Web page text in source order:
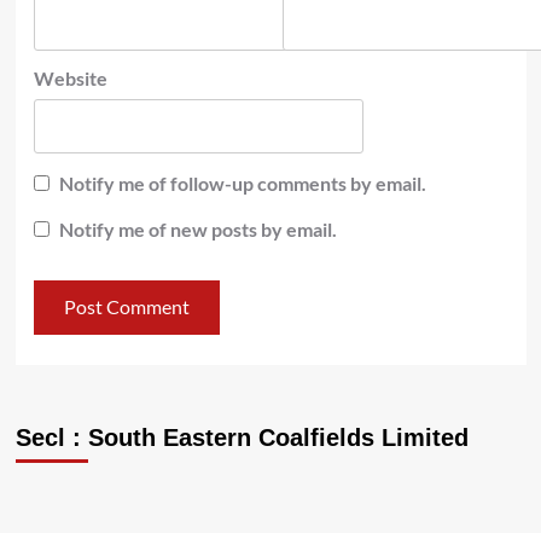
Website
Notify me of follow-up comments by email.
Notify me of new posts by email.
Secl : South Eastern Coalfields Limited